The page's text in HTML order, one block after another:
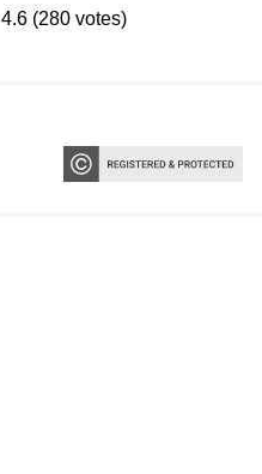
4.6 (280 votes)